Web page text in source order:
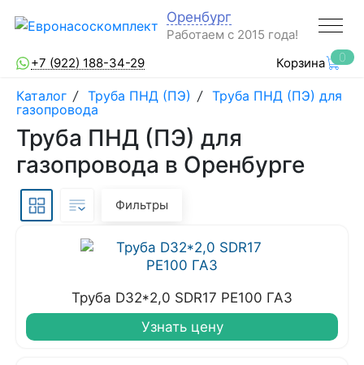
Оренбург
Работаем с 2015 года!
+7 (922) 188-34-29
Корзина 0
Каталог / Труба ПНД (ПЭ) / Труба ПНД (ПЭ) для
газопровода
Труба ПНД (ПЭ) для
газопровода в Оренбурге
Фильтры
Труба D32*2,0 SDR17 PE100 ГАЗ
Узнать цену